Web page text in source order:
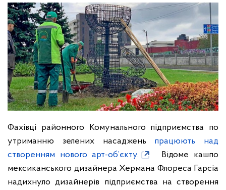
Фахівці районного Комунального підприємства по
утриманню зелених насаджень працюють над
створенням нового арт-об’єкту.
Відоме кашпо
мексиканського дизайнера Хермана Флореса Гарсіа
надихнуло дизайнерів підприємства на створення